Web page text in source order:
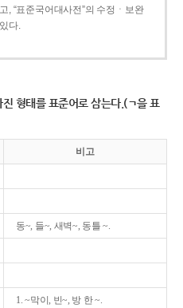
, “표준국어대사전”의 수정ㆍ보완
다.
형태를 표준어로 삼는다.(ㄱ을 표
비고
동~, 들~, 새벽~, 동틀 ~.
1. ~막이, 빈~, 방 한 ~.